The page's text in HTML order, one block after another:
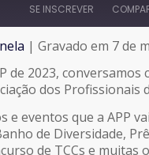
SE INSCREVER
| Gravado em 7 de
de 2023, conversamos
dos Profissionais
e eventos que a APP
de Diversidade,
de TCCs e muitas